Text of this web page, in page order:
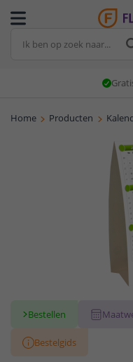
Home Producten
Bestellen
Bestelgids